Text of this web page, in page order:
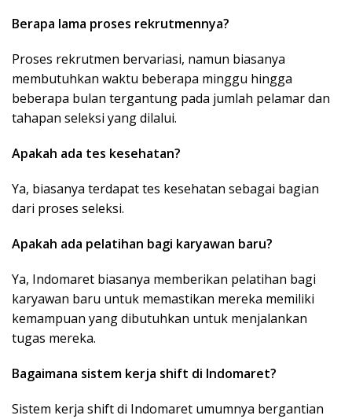
Berapa lama proses rekrutmennya?
Proses rekrutmen bervariasi, namun biasanya
membutuhkan waktu beberapa minggu hingga
beberapa bulan tergantung pada jumlah pelamar dan
tahapan seleksi yang dilalui.
Apakah ada tes kesehatan?
Ya, biasanya terdapat tes kesehatan sebagai bagian
dari proses seleksi.
Apakah ada pelatihan bagi karyawan baru?
Ya, Indomaret biasanya memberikan pelatihan bagi
karyawan baru untuk memastikan mereka memiliki
kemampuan yang dibutuhkan untuk menjalankan
tugas mereka.
Bagaimana sistem kerja shift di Indomaret?
Sistem kerja shift di Indomaret umumnya bergantian